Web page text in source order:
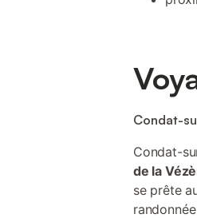
Condat-
Condat-
de la
se prête